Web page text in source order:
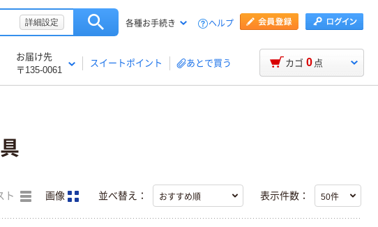
詳細設定 各種お手続き ヘルプ
お届け先
〒135-0061
スイートポイント あとで買う カゴ 0 点
ト 画像 並べ替え： 表示件数：